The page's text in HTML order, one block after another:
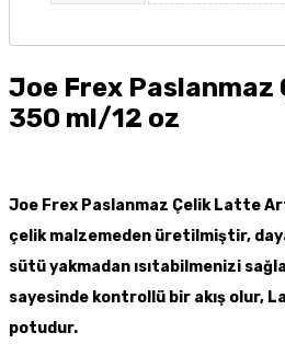
Joe Frex Paslanmaz
350 ml/12 oz
Joe Frex Paslanmaz Çelik Latte
çelik malzemeden üretilmiştir,
sütü yakmadan ısıtabilmenizi
sayesinde kontrollü bir akış olur,
potudur.